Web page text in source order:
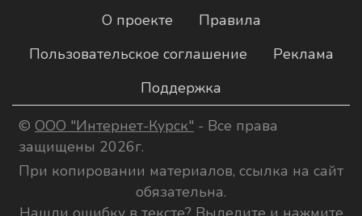
О проекте
Правила
Пользовательское соглашение
Реклама
Поддержка
© ООО "Интернет-Курск" - Все права
защищены 2026г.
При копировании материалов, ссылка на сайт
обязательна.